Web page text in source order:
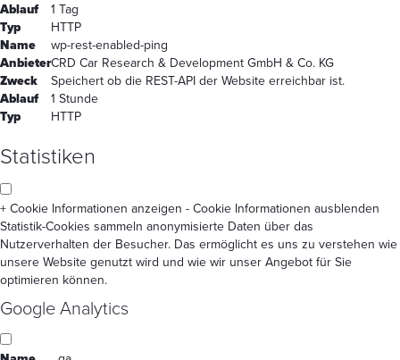
Ablauf
1 Tag
Typ
HTTP
Name
wp-rest-enabled-ping
AnbieterCRD Car Research & Development GmbH & Co. KG
Zweck
Speichert ob die REST-API der Website erreichbar ist.
Ablauf
1 Stunde
Typ
HTTP
Statistiken
+ Cookie Informationen anzeigen - Cookie Informationen ausblenden
Statistik-Cookies sammeln anonymisierte Daten über das
Nutzerverhalten der Besucher. Das ermöglicht es uns zu verstehen wie
unsere Website genutzt wird und wie wir unser Angebot für Sie
optimieren können.
Google Analytics